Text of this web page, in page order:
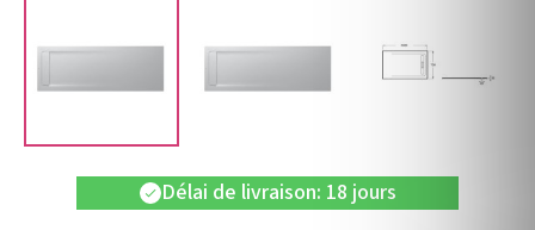
check Délai de livraison: 18 jours